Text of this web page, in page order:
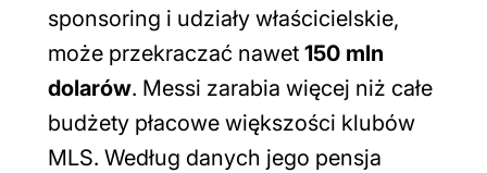
sponsoring i udziały właścicielskie,
może przekraczać nawet 150 mln
dolarów. Messi zarabia więcej niż całe
budżety płacowe większości klubów
MLS. Według danych jego pensja